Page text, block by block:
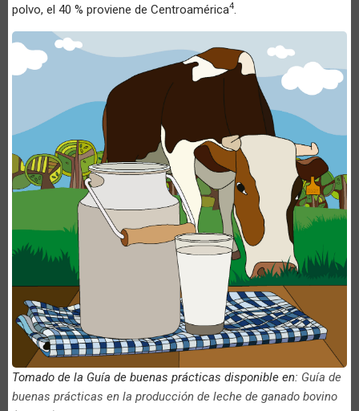
polvo, el 40 % proviene de Centroamérica4.
Tomado de la Guía de buenas prácticas disponible en: Guía de
buenas prácticas en la producción de leche de ganado bovino